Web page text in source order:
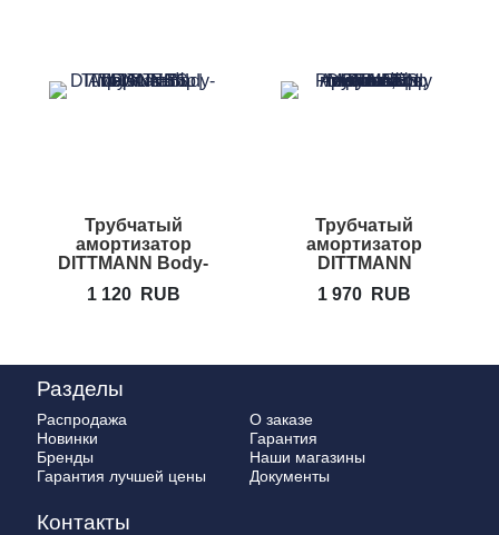
Трубчатый
амортизатор
DITTMANN Body-
1 120 RUB
Трубчатый
амортизатор
DITTMANN
Tube
1 970 RUB
Разделы
Распродажа
Новинки
Бренды
Гарантия лучшей цены
О заказе
Гарантия
Наши магазины
Документы
Контакты